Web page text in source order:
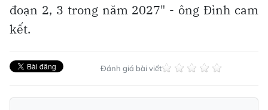
đoạn 2, 3 trong năm 2027" - ông Đình cam
kết.
Đánh giá bài viết